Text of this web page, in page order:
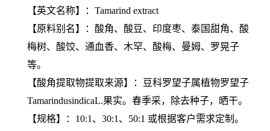
【英文名称】：Tamarind extract
【原料别名】：酸角、酸豆、印度枣、泰国甜角、酸
梅树、酸饺、通血香、木罕、酸梅、曼姆、罗晃子
等。
【酸角提取物提取来源】：豆科罗望子属植物罗望子
TamarindusindicaL.果实。春季采，除去种子，晒干。
【规格】：10:1、30:1、50:1 或根据客户需求定制。